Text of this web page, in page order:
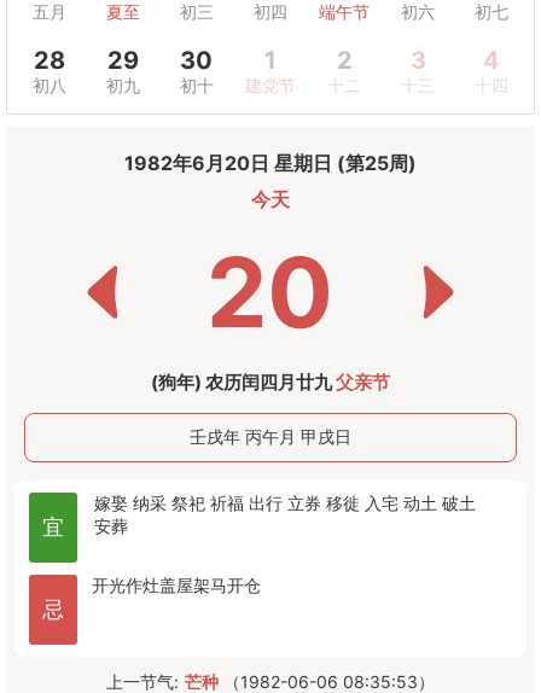
五月 夏至 初三 初四 端午节 初六 初七
28
初八
29
初九
30
初十
1
建党节
2 3 4
十四
1982年6月20日 星期日 (第25周)
今天
20
(狗年) 农历闰四月廿九父亲节
壬戌年 丙午月 甲戌日
宜
嫁娶 纳采 祭祀 祈福 出行 立券 移徙 入宅 动土 破土
安葬
忌
开光作灶盖屋架马开仓
上一节气: 芒种 （1982-06-06 08:35:53）